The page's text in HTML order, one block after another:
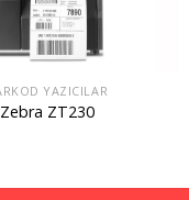
YAZICILAR
Zebra ZT230